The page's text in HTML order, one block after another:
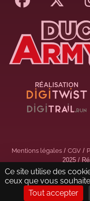
Rencontrer Echanger
RÉALISATION
Mentions légales/ CGV/
2025 /
Ce site utilise des
ceux que vous
Tout accepter